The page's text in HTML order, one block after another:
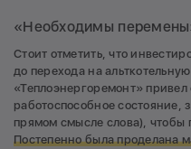
«Необходимы
Стоит отметить, что
до перехода на
«Теплоэнергоремонт» привел
работоспособное
прямом смысле слова),
Постепенно была проделана